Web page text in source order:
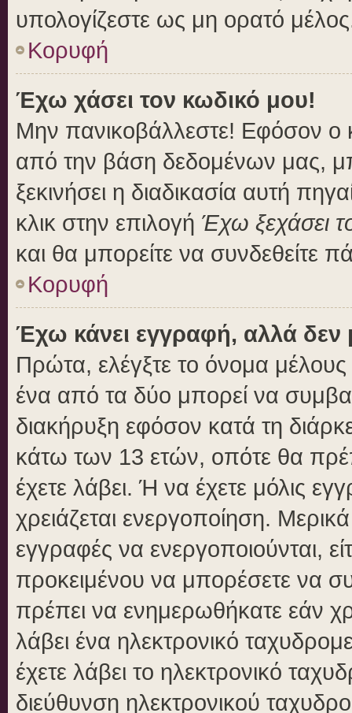
υπολογίζεστε ως μη ορατό
Κορυφή
Έχω χάσει τον κωδικό μου!
Μην πανικοβάλλεστε! Εφόσον ο
από την βάση δεδομένων μας,
ξεκινήσει η διαδικασία αυτή
κλικ στην επιλογή Έχω ξεχάσει
και θα μπορείτε να συνδεθείτε
Κορυφή
Έχω κάνει εγγραφή, αλλά
Πρώτα, ελέγξτε το όνομα μέλους
ένα από τα δύο μπορεί να
διακήρυξη εφόσον κατά τη
κάτω των 13 ετών, οπότε θα
έχετε λάβει. Ή να έχετε μόλις
χρειάζεται ενεργοποίηση.
εγγραφές να ενεργοποιούνται,
προκειμένου να μπορέσετε να
πρέπει να ενημερωθήκατε εάν
λάβει ένα ηλεκτρονικό
έχετε λάβει το ηλεκτρονικό
διεύθυνση ηλεκτρονικού